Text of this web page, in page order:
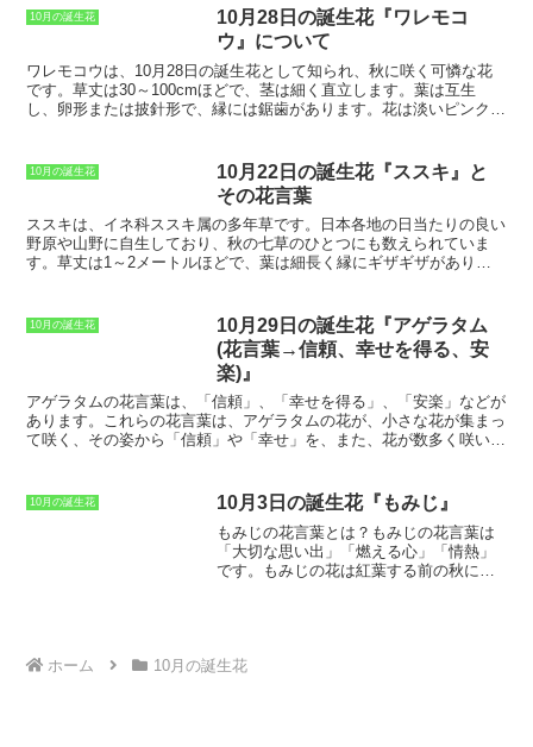
「ダイヤモンドのように永遠の愛を象徴
する花」という説もあります。
という歌が詠まれています。これは、ミソハギの花を摘んで袖に挿し
て、野遊びをした様子を詠んだ歌です。 ミソハギは、花言葉もたくさ
んあります。「優美」「しとやか」「謙虚」「清純」「貞操」など、
いずれも ミソハギの可憐な姿にふさわしい花言葉です。
10月の誕生花
10月28日の誕生花『ワレモコ
ウ』について
ワレモコウ は、10月28日の誕生花として知られ、秋に咲く可憐な花
です。草丈は30～100cmほどで、茎は細く直立します。葉は互生
し、卵形または披針形で、縁には鋸歯があります。花は淡いピンク色
す。ワレモコウ
の花言葉は、「哀れ」「悲しみ」「忍耐」「謙虚」な
どです。この花言葉は、ワレモコウの花が小さく可憐で、秋の風に揺
れて散っていく様子に由来していると言われています。ワレモコウの
花は、ひっそりと咲いては散っていくため、どこか儚げな印象を与え
ます。また、ワレモコウの花は生薬としても利用され、止血薬や整腸
薬などとして用いられてきました。ワレモコウの花には、タンニンや
性があるので、民間薬として利用する場合は注意が必要です。
10月の誕生花
10月22日の誕生花『ススキ』と
その花言葉
ススキは、イネ科ススキ属の多年草です。日本各地の日当たりの良い
野原や山野に自生しており、秋の七草のひとつにも数えられていま
す。草丈は1～2メートルほどで、葉は細長く縁にギザギザがありま
イフラワーとして利用されるほか、屋根葺きや飼料としても古くから
利用されてきました。
ススキの花言葉 は、「清々しさ」「純粋」「謙
虚」「不屈の精神」です。ススキのまっすぐに伸びた姿や、風に揺れ
る姿から由来しています。ススキは、秋を代表する花として、古くか
ら日本人に愛されてきた花です。秋の七草のひとつにも数えられ、観
賞用や薬用として利用されてきました。ススキの花言葉は、「清々し
さ」「純粋」「謙虚」「不屈の精神」です。これらの花言葉は、スス
キのまっすぐに伸びた姿や、風に揺れる姿を見て感じたものが込めら
を持った人に贈りたい花です。
10月の誕生花
10月29日の誕生花『アゲラタム
(花言葉→信頼、幸せを得る、安
楽)』
アゲラタムの花言葉は、「信頼」、「幸せを得る」、「安楽」などが
あります。 これらの花言葉は、アゲラタムの花が、小さな花が集まっ
て咲く、その姿から「信頼」や「幸せ」を、また、花が数多く咲いて
年草で、日本では一年草として扱われています。 草丈は20～60cm程
度で、花色は青、白、ピンク、紫などがあります。花期は6～10月
で、夏の間中咲き続けます。アゲラタムは、花壇や鉢植えに適した花
で、初心者でも簡単に育てることができます。 花言葉が「信頼」、
「幸せを得る」、「安楽」であることから、アゲラタムは誕生日プレ
10月の誕生花 10月3日の誕生花『もみじ』
もみじの花言葉とは？ もみじの花言葉は
「大切な思い出」「燃える心」「情熱」
です。もみじの花は紅葉する前の秋に咲
うに鮮やかに色づいていくことを表して
ホーム 10月の誕生花